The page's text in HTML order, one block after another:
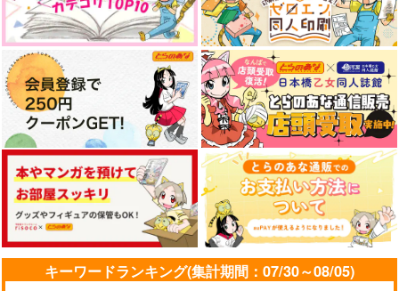
キーワードランキング(集計期間：07/30～08/05)